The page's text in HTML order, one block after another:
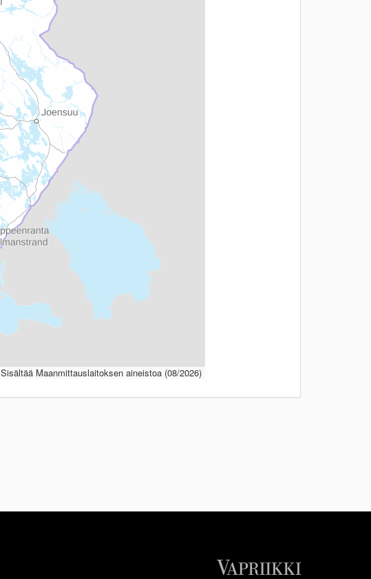
Sisältää Maanmittauslaitoksen aineistoa (08/2026)